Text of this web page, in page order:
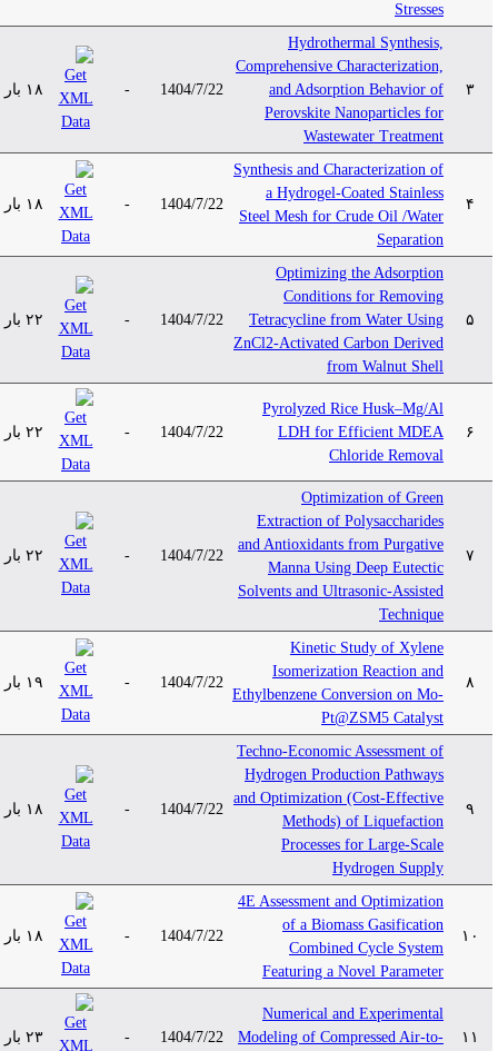
Stresses
Hydrothermal Synthesis,
Comprehensive Characterization,
and Adsorption Behavior of
Perovskite Nanoparticles for
Wastewater Treatment
1404/7/22 ۱۸ بار
Synthesis and Characterization of
a Hydrogel-Coated Stainless
Steel Mesh for Crude Oil /Water
Separation
1404/7/22 ۱۸ بار
Optimizing the Adsorption
Conditions for Removing
Tetracycline from Water Using
ZnCl2-Activated Carbon Derived
from Walnut Shell
1404/7/22 ۲۲ بار
Pyrolyzed Rice Husk–Mg/Al
LDH for Efficient MDEA
Chloride Removal
1404/7/22 ۲۲ بار
Optimization of Green
Extraction of Polysaccharides
and Antioxidants from Purgative
Manna Using Deep Eutectic
Solvents and Ultrasonic-Assisted
Technique
1404/7/22 ۲۲ بار
Kinetic Study of Xylene
Isomerization Reaction and
Ethylbenzene Conversion on Mo-
Pt@ZSM5 Catalyst
1404/7/22 ۱۹ بار
Techno-Economic Assessment of
Hydrogen Production Pathways
and Optimization (Cost-Effective
Methods) of Liquefaction
Processes for Large-Scale
Hydrogen Supply
1404/7/22 ۱۸ بار
۱۰
4E Assessment and Optimization
of a Biomass Gasification
Combined Cycle System
Featuring a Novel Parameter
1404/7/22 ۱۸ بار
۱۱
Numerical and Experimental
Modeling of Compressed Air-to-
1404/7/22 ۲۳ بار